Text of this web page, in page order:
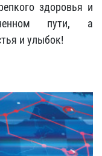
здоровья и
пути, а
и улыбок!